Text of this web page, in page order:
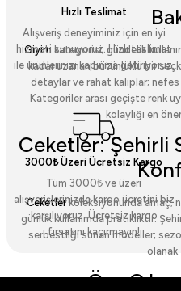
Giyim kategorisi; gündelik
kadar uzanan bütünlüklü bir
detaylar ve rahat kalıplar;
Kategoriler arası geçişte renk
kolaylığı en
Ceketler: Şehirli
Ceketlerkoleksiyonunda amaç;
günlük kullanımda pratikliktir.
serbestliği sunan modeller;
olanak
Öne
Hızlı Teslimat
Alışveriş deneyiminiz için en iyi
hizmeti sunuyoruz. Hızlı teslimat
ile ürünlerinizi kapınıza getiriyoruz.
3000₺ Üzeri Ücretsiz Kargo
Tüm 3000₺ ve üzeri
alışverişlerinizde kargo ücretini biz
karşılıyoruz. Ücretsiz kargo
fırsatını kaçırmayın!